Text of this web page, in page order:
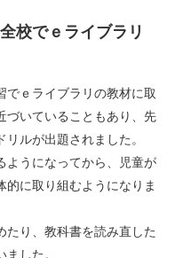
校でｅライブラリ
ｅライブラリの教材に取
づいていることもあり、先
ルが出題されました。
ようになってから、児童が
的に取り組むようになりま
り、教科書を読み直した
した。